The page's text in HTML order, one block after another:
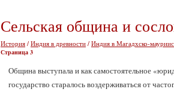
Сельская община и
История / Индия в древности / Индия в Магадхско-
Страница 3
Община выступала и как самостоятельное
государство старалось воздерживаться от